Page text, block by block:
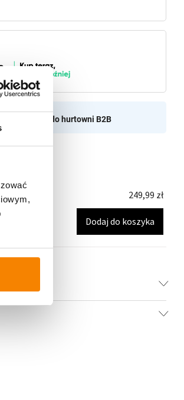
Przejdź do hurtowni B2B
Kryształ
249,99 zł
Dodaj do koszyka